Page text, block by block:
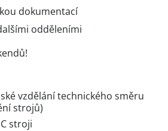
dokumentací
odděleními
vzdělání technického směru
strojů)
stroji